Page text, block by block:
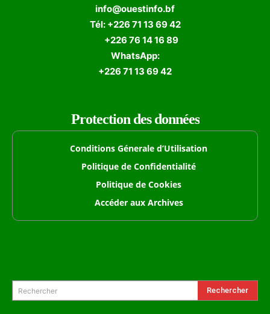
info@ouestinfo.bf
Tél: +226 71 13 69 42
+226 76 14 16 89
WhatsApp:
+226 71 13 69 42
Protection des données
Conditions Génerale d’Utilisation
Politique de Confidentialité
Politique de Cookies
Accéder aux Archives
Rechercher Rechercher